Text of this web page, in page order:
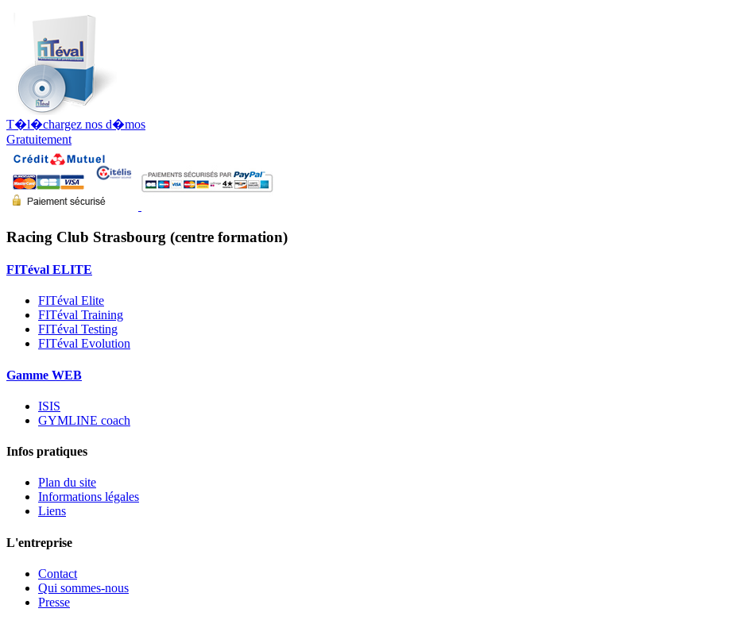
T�l�chargez nos d�mos
Gratuitement
Racing Club Strasbourg (centre formation)
FITéval ELITE
FITéval Elite
FITéval Training
FITéval Testing
FITéval Evolution
Gamme WEB
ISIS
GYMLINE coach
Infos pratiques
Plan du site
Informations légales
Liens
L'entreprise
Contact
Qui sommes-nous
Presse